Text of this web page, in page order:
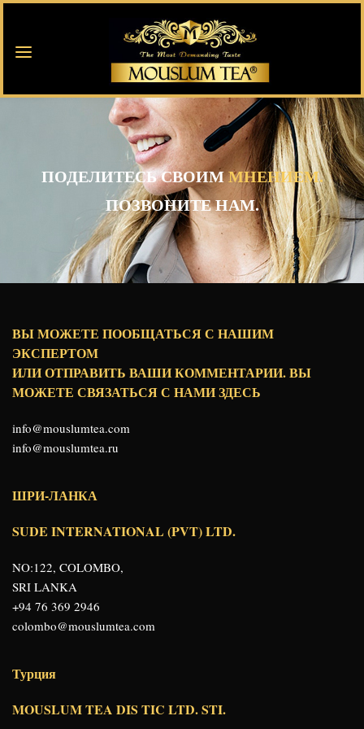
ПОДЕЛИТЕСЬ СВОИММНЕНИЕМ.
ПОЗВОНИТЕ НАМ.
ВЫ МОЖЕТЕ ПООБЩАТЬСЯ С НАШИМ
ЭКСПЕРТОМ
ИЛИ ОТПРАВИТЬ ВАШИ КОММЕНТАРИИ. ВЫ
МОЖЕТЕ СВЯЗАТЬСЯ С НАМИ ЗДЕСЬ
info@mouslumtea.com
info@mouslumtea.ru
ШРИ-ЛАНКА
SUDE INTERNATIONAL (PVT) LTD.
NO:122, COLOMBO,
SRI LANKA
+94 76 369 2946
colombo@mouslumtea.com
Турция
MOUSLUM TEA DIS TIC LTD. STI.